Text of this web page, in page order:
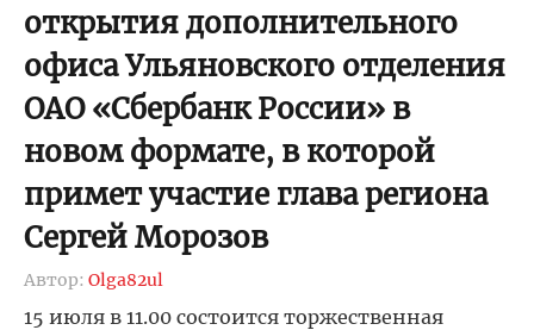
открытия дополнительного
офиса Ульяновского отделения
ОАО «Сбербанк России» в
новом формате, в которой
примет участие глава региона
Сергей Морозов
Автор: Olga82ul
15 июля в 11.00 состоится торжественная